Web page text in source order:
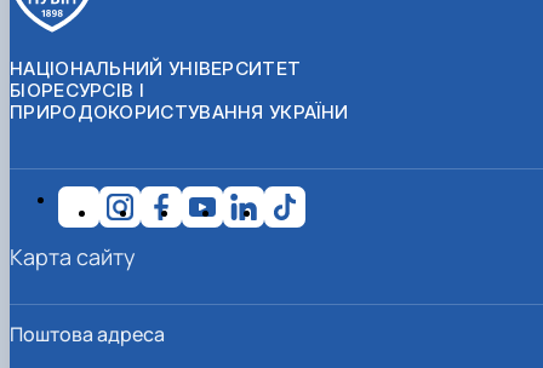
НАЦІОНАЛЬНИЙ УНІВЕРСИТЕТ
БІОРЕСУРСІВ І
ПРИРОДОКОРИСТУВАННЯ УКРАЇНИ
Поштова адреса
Карта сайту